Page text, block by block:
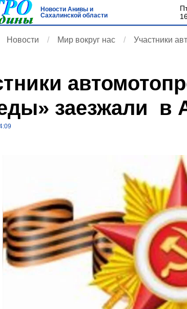
Новости Анивы и
Сахалинской области
Новости Мир вокруг нас
Участники
заезжали в